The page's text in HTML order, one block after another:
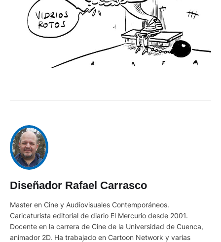
Diseñador Rafael Carrasco
Master en Cine y Audiovisuales Contemporáneos.
Caricaturista editorial de diario El Mercurio desde 2001.
Docente en la carrera de Cine de la Universidad de Cuenca,
animador 2D. Ha trabajado en Cartoon Network y varias